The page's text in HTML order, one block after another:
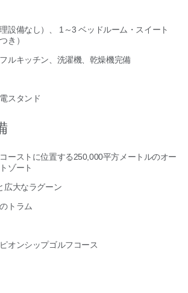
設備なし）、 1～3 ベッドルーム・スイート
き）
ルキッチン、洗濯機、乾燥機完備
スタンド
ーストに位置する250,000平方メートルのオー
ゾート
広大なラグーン
トラム
オンシップゴルフコース